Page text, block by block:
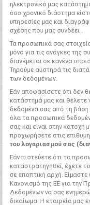
ηλεκτρονικό μας
όσο χρονικό διάστημα
υπηρεσίες μας και
σχέσης που μας συνδέει .
Τα προσωπικά σας
μόνο για τις ανάγκες της
διανέμεται σε κανένα
Τηρούμε αυστηρά τις
των δεδομένων.
Εάν αποφασίσετε ότι δεν
κατάστημά μας και
δεδομένα σας από τη
όλα τα προσωπικά
σας και είναι στην κατοχή
προχωρήσετε στις
του λογαριασμού σας
Εάν πιστεύετε ότι τα
καταστρατηγηθεί, έχετε
σε εποπτική αρχή.
Κανονισμό της ΕΕ για την
Δεδομένων να σας
δικαίωμα. Η εταιρεία μας